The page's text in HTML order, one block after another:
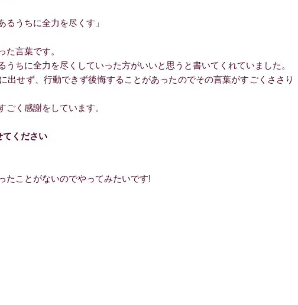
うちに全力を尽くす」
言葉です。
ちに全力を尽くしていった方がいいと思うと書いてくれていました。
せず、行動できず後悔することがあったのでその言葉がすごくささり
く感謝をしています。
ください
ことがないのでやってみたいです!